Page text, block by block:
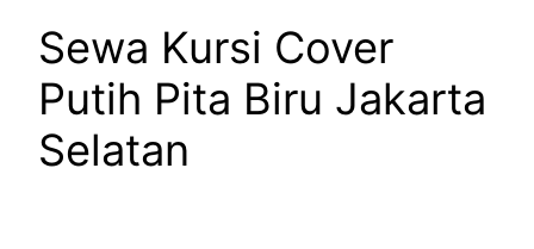
Sewa Kursi Cover
Putih Pita Biru Jakarta
Selatan